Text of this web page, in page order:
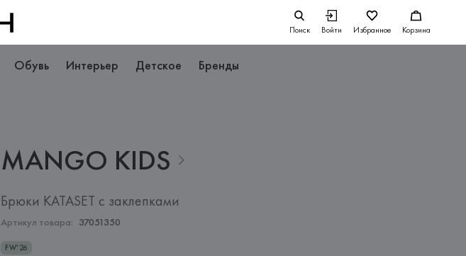
Поиск Войти Избранное Корзина
Обувь Интерьер Детское Бренды
MANGO KIDS
Брюки KATASET с заклепками
Артикул товара: 37051350
FW'26